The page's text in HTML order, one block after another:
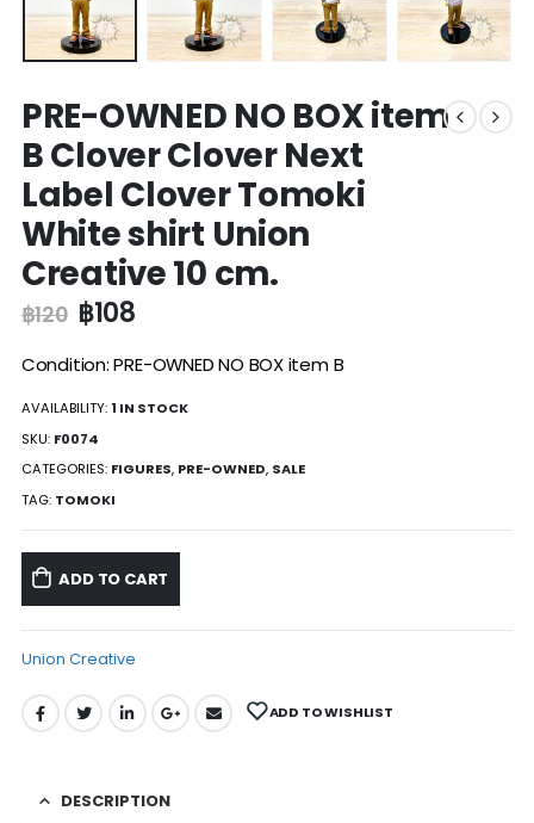
PRE-OWNED NO BOX item
B Clover Clover Next
Label Clover Tomoki
White shirt Union
Creative 10 cm.
฿120 ฿108
Condition: PRE-OWNED NO BOX item B
AVAILABILITY:1 IN STOCK
SKU: F0074
CATEGORIES: FIGURES, PRE-OWNED, SALE
TAG: TOMOKI
ADD TO CART
Union Creative
ADD TO WISHLIST
DESCRIPTION